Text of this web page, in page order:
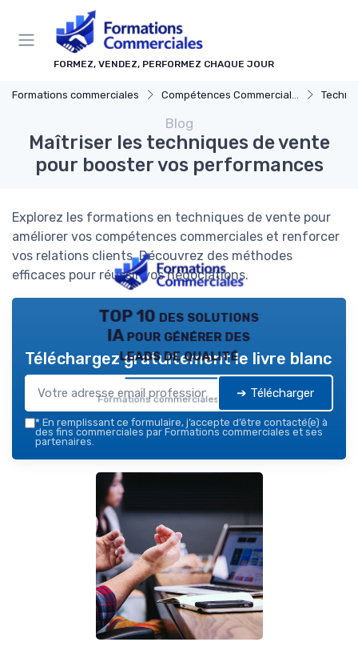
FORMEZ, VENDEZ, PERFORMEZ CHAQUE JOUR
Formations commerciales Compétences Commerciales Clés
Blog
Maîtriser les techniques de vente
pour booster vos performances
Explorez les formations en techniques de vente pour
améliorer vos compétences commerciales et renforcer
vos relations clients. Découvrez des méthodes
efficaces pour réussir vos négociations.
TOP 10 des solutions
IA pour générer des
leads de qualité
Formations commerciales — 2026
Téléchargez gratuitement le livre blanc
➔ Télécharger
* En remplissant ce formulaire, j’accepte d’être contacté(e) à
des fins commerciales par Formations commerciales et ses
partenaires.
Panneau de gestion des cookies